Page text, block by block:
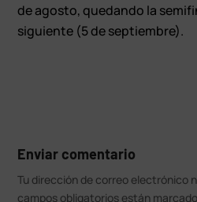
de agosto, quedando la
siguiente (5 de septiembre).
Enviar comentario
Tu dirección de correo electrónico
campos obligatorios están